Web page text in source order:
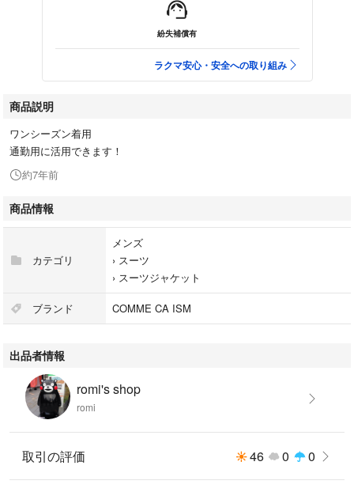
紛失補償有
ラクマ安心・安全への取り組み
商品説明
ワンシーズン着用
通勤用に活用できます！
約7年前
商品情報
カテゴリ
メンズ
› スーツ
› スーツジャケット
ブランド COMME CA ISM
出品者情報
romi's shop
romi
取引の評価 46 0 0